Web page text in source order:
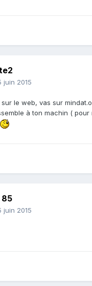
juin 2015
le web, vas sur
à ton machin (
85
juin 2015